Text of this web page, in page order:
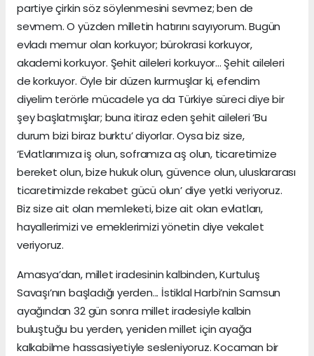
partiye çirkin söz söylenmesini sevmez; ben de
sevmem. O yüzden milletin hatırını sayıyorum. Bugün
evladı memur olan korkuyor; bürokrasi korkuyor,
akademi korkuyor. Şehit aileleri korkuyor... Şehit aileleri
de korkuyor. Öyle bir düzen kurmuşlar ki, efendim
diyelim terörle mücadele ya da Türkiye süreci diye bir
şey başlatmışlar; buna itiraz eden şehit aileleri ‘Bu
durum bizi biraz burktu’ diyorlar. Oysa biz size,
‘Evlatlarımıza iş olun, soframıza aş olun, ticaretimize
bereket olun, bize hukuk olun, güvence olun, uluslararası
ticaretimizde rekabet gücü olun’ diye yetki veriyoruz.
Biz size ait olan memleketi, bize ait olan evlatları,
hayallerimizi ve emeklerimizi yönetin diye vekalet
veriyoruz.
Amasya’dan, millet iradesinin kalbinden, Kurtuluş
Savaşı’nın başladığı yerden... İstiklal Harbi’nin Samsun
ayağından 32 gün sonra millet iradesiyle kalbin
buluştuğu bu yerden, yeniden millet için ayağa
kalkabilme hassasiyetiyle sesleniyoruz. Kocaman bir